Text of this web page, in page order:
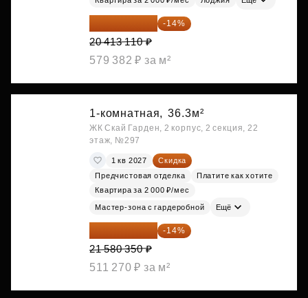
17 555 275 ₽ -14%
20 413 110 ₽
579 382 ₽ за м²
1-комнатная, 36.3м²
ЖК Скай Гарден, 2 корпус, 2 секция, 22
этаж, №297
1 кв 2027
Скидка
Предчистовая отделка
Платите как хотите
Квартира за 2 000 ₽/мес
Мастер-зона с гардеробной Ещё
18 559 101 ₽ -14%
21 580 350 ₽
511 270 ₽ за м²